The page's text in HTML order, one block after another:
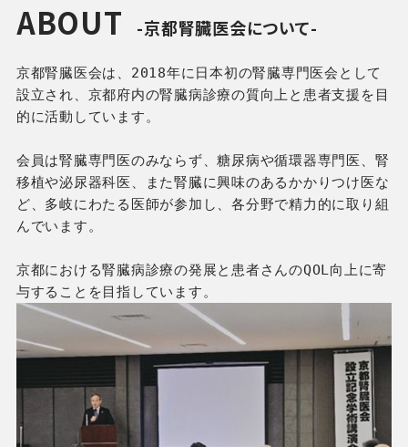
ABOUT -京都腎臓医会について-
京都腎臓医会は、2018年に日本初の腎臓専門医会として
設立され、京都府内の腎臓病診療の質向上と患者支援を目
的に活動しています。
会員は腎臓専門医のみならず、糖尿病や循環器専門医、腎
移植や泌尿器科医、また腎臓に興味のあるかかりつけ医な
ど、多岐にわたる医師が参加し、各分野で精力的に取り組
んでいます。
京都における腎臓病診療の発展と患者さんのQOL向上に寄
与することを目指しています。